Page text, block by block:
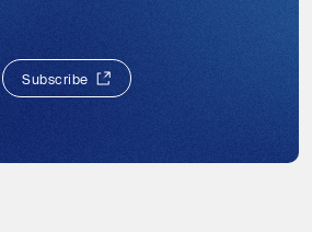
Subscribe
Subscribe